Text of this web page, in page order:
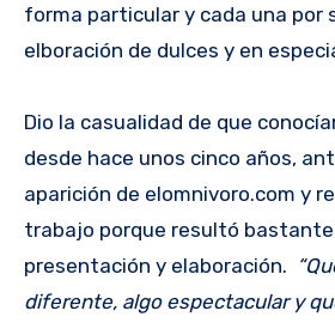
forma particular y cada una por
elboración de dulces y en
Dio la casualidad de que
desde hace unos cinco años,
aparición de elomnivoro.com y
trabajo porque resultó bastante
presentación y elaboración.
diferente, algo espectacular y